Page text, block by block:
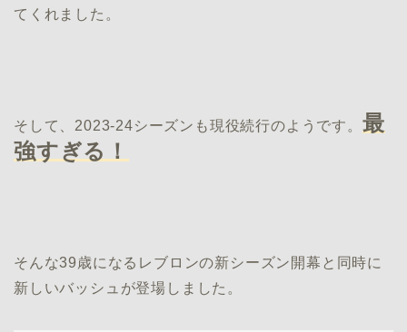
てくれました。
そして、2023-24シーズンも現役続行のようです。 最
強すぎる！
そんな39歳になるレブロンの新シーズン開幕と同時に
新しいバッシュが登場しました。